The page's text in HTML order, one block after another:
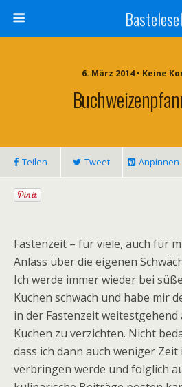
Bastelesel
6. März 2014 • Keine
Teilen Tweet Anpinnen
Fastenzeit – für viele, auch für
Anlass über die eigenen
Ich werde immer wieder bei
Kuchen schwach und habe mir
in der Fastenzeit
Kuchen zu verzichten. Nicht
dass ich dann auch weniger Zeit
verbringen werde und folglich